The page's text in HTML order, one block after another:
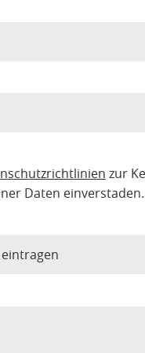
zur
Daten einverstaden.